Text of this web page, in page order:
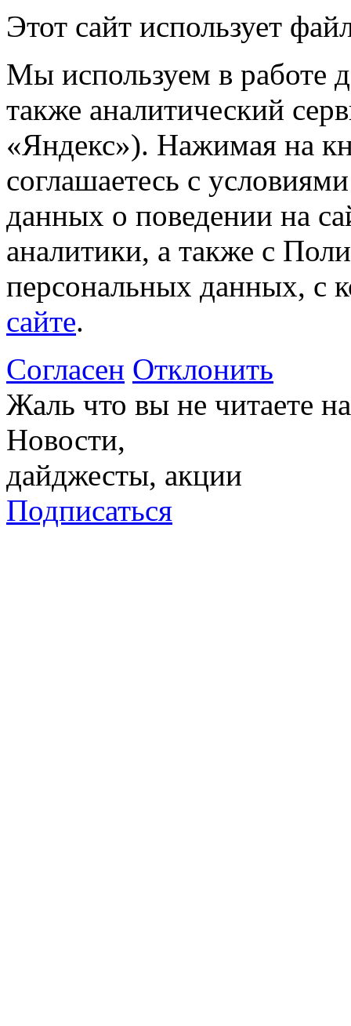
Этот сайт использует
Мы используем в работе
также аналитический
«Яндекс»). Нажимая на
соглашаетесь с
данных о поведении на
аналитики, а также с
персональных данных, с
сайте.
Согласен Отклонить
Жаль что вы не читаете
Новости,
дайджесты, акции
Подписаться